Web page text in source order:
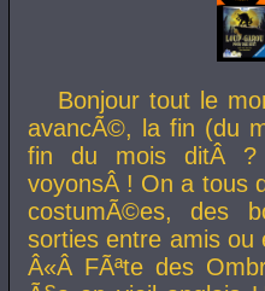
Bonjour tout le
avancÃ©, la fin (du
fin du mois ditÂ ?
voyonsÂ ! On a tous
costumÃ©es, des
sorties entre amis
Â«Â FÃªte des